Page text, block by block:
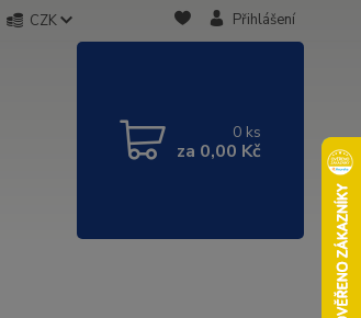
CZK Přihlášení
0 ks
za 0,00 Kč